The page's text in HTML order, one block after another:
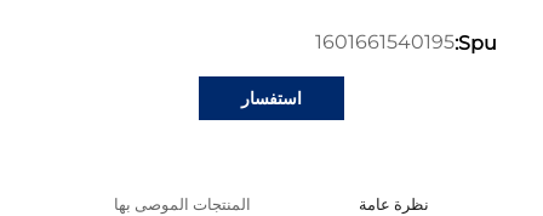
Spu:
1601661540195
استفسار
نظرة عامة المنتجات الموصى بها